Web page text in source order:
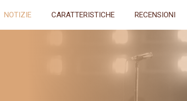
NOTIZIE CARATTERISTICHE RECENSIONI